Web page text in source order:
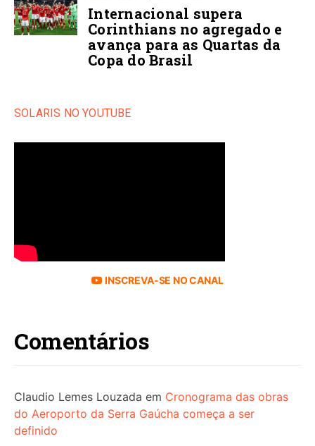
Internacional supera
Corinthians no agregado e
avança para as Quartas da
Copa do Brasil
SOLARIS NO YOUTUBE
INSCREVA-SE NO CANAL
Comentários
Claudio Lemes Louzada em Cronograma das obras
do Aeroporto da Serra Gaúcha começa a ser
definido